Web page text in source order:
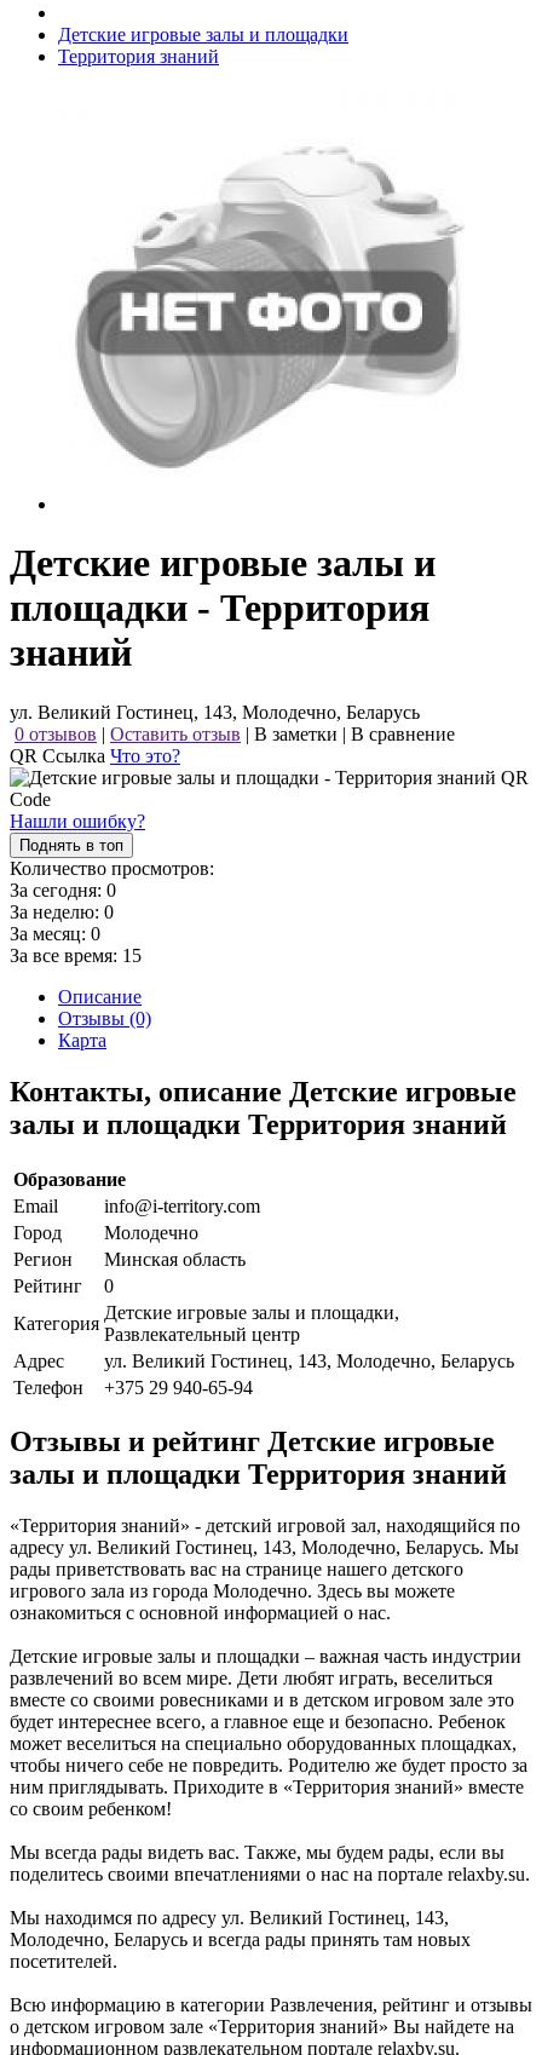
Детские игровые залы и площадки
Территория знаний
Детские игровые залы и
площадки - Территория
знаний
ул. Великий Гостинец, 143, Молодечно, Беларусь
0 отзывов | Оставить отзыв | В заметки | В сравнение
QR Ссылка Что это?
Нашли ошибку?
Поднять в топ
Количество просмотров:
За сегодня: 0
За неделю: 0
За месяц: 0
За все время: 15
Описание
Отзывы (0)
Карта
Контакты, описание Детские игровые
залы и площадки Территория знаний
Образование
Email
info@i-territory.com
Город
Молодечно
Регион
Минская область
Рейтинг
0
Категория
Детские игровые залы и площадки,
Развлекательный центр
Адрес
ул. Великий Гостинец, 143, Молодечно, Беларусь
Телефон
+375 29 940-65-94
Отзывы и рейтинг Детские игровые
залы и площадки Территория знаний
«Территория знаний» - детский игровой зал, находящийся по
адресу ул. Великий Гостинец, 143, Молодечно, Беларусь. Мы
рады приветствовать вас на странице нашего детского
игрового зала из города Молодечно. Здесь вы можете
ознакомиться с основной информацией о нас.
Детские игровые залы и площадки – важная часть индустрии
развлечений во всем мире. Дети любят играть, веселиться
вместе со своими ровесниками и в детском игровом зале это
будет интереснее всего, а главное еще и безопасно. Ребенок
может веселиться на специально оборудованных площадках,
чтобы ничего себе не повредить. Родителю же будет просто за
ним приглядывать. Приходите в «Территория знаний» вместе
со своим ребенком!
Мы всегда рады видеть вас. Также, мы будем рады, если вы
поделитесь своими впечатлениями о нас на портале relaxby.su.
Мы находимся по адресу ул. Великий Гостинец, 143,
Молодечно, Беларусь и всегда рады принять там новых
посетителей.
Всю информацию в категории Развлечения, рейтинг и отзывы
о детском игровом зале «Территория знаний» Вы найдете на
информационном развлекательном портале relaxby.su.